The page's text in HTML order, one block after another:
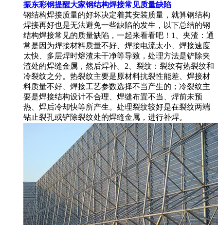
振东彩钢提醒大家钢结构焊接常见质量缺陷
钢结构焊接质量的好坏决定着其安装质量，就算钢结构
焊接再好也是无法避免一些缺陷的发生，以下总结的钢
结构焊接常见的质量缺陷，一起来看看吧！1、夹渣：通
常是因为焊接材料质量不好、焊接电流太小、焊接速度
太快、多层焊时熔渣未干净等导致，处理方法是铲除夹
渣处的焊缝金属，然后焊补。2、裂纹：裂纹有热裂纹和
冷裂纹之分。热裂纹主要是原材料抗裂性能差、焊接材
料质量不好、焊接工艺参数选择不当产生的；冷裂纹主
要是焊接结构设计不合理、焊缝布置不当、焊前未预
热、焊后冷却快等所产生。处理裂纹较好是在裂纹两端
钻止裂孔或铲除裂纹处的焊缝金属，进行补焊。